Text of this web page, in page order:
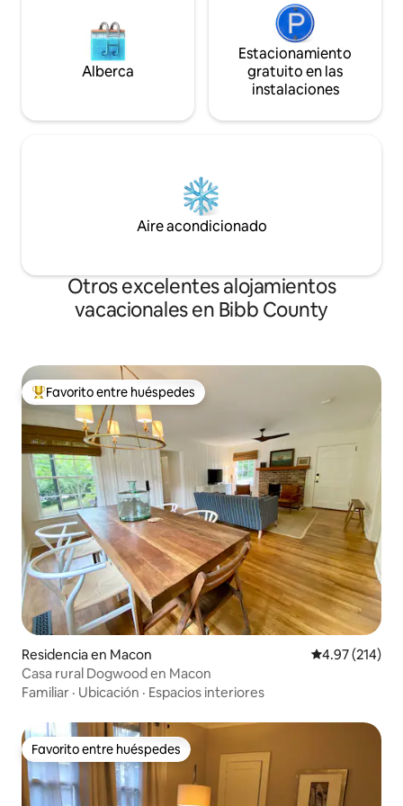
Alberca
Estacionamiento
gratuito en las
instalaciones
Aire acondicionado
Otros excelentes alojamientos
vacacionales en Bibb County
De los mejores en Favorito entre huéspedes
Favorito entre huéspedes
Residencia en Macon Calificación
4.97 (214)
Casa rural Dogwood en Macon
Familiar · Ubicación · Espacios interiores
Favorito entre huéspedes
Favorito entre huéspedes